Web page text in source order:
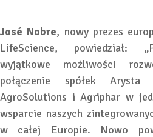
José Nobre, nowy prezes
LifeScience, powiedział:
wyjątkowe możliwości
połączenie spółek Arysta
AgroSolutions i Agriphar w
wsparcie naszych
w całej Europie. Nowo